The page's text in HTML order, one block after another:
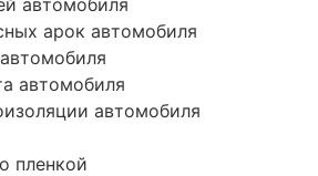
арок автомобиля
автомобиля
автомобиля
пленкой